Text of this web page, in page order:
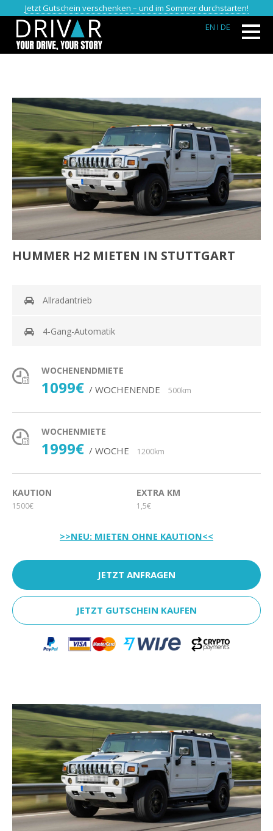
Jetzt Gutschein verschenken – und im Sommer durchstarten!
EN I DE
HUMMER H2 MIETEN IN STUTTGART
Allradantrieb
4-Gang-Automatik
WOCHENENDMIETE
1099€ / WOCHENENDE 500km
WOCHENMIETE
1999€ / WOCHE 1200km
KAUTION
1500€
EXTRA KM
1,5€
>>NEU: MIETEN OHNE KAUTION<<
JETZT ANFRAGEN
JETZT GUTSCHEIN KAUFEN